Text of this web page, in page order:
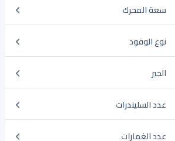
سعة المحرك
نوع الوقود
الجير
عدد السليندرات
عدد الغمارات